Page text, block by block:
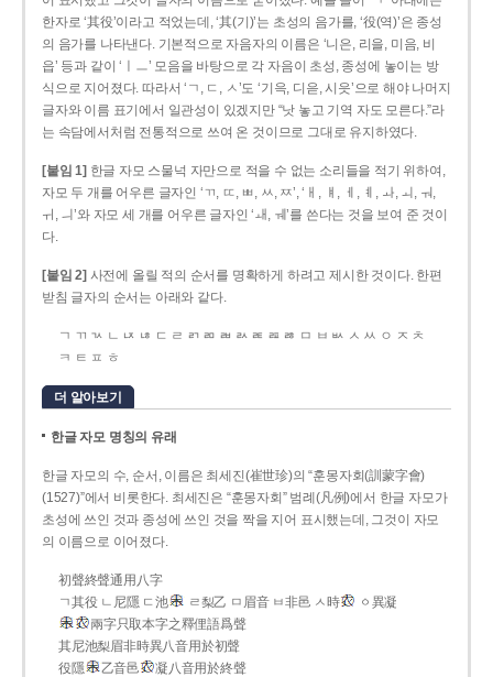
한자로 ‘其役’이라고 적었는데, ‘其(기)’는 초성의 음가를, ‘役(역)’은 종성
의 음가를 나타낸다. 기본적으로 자음자의 이름은 ‘니은, 리을, 미음, 비
읍’ 등과 같이 ‘ㅣㅡ’ 모음을 바탕으로 각 자음이 초성, 종성에 놓이는 방
식으로 지어졌다. 따라서 ‘ㄱ, ㄷ, ㅅ’도 ‘기윽, 디읃, 시읏’으로 해야 나머지
글자와 이름 표기에서 일관성이 있겠지만 “낫 놓고 기역 자도 모른다.”라
는 속담에서처럼 전통적으로 쓰여 온 것이므로 그대로 유지하였다.
[붙임 1] 한글 자모 스물넉 자만으로 적을 수 없는 소리들을 적기 위하여,
자모 두 개를 어우른 글자인 ‘ㄲ, ㄸ, ㅃ, ㅆ, ㅉ’, ‘ㅐ, ㅒ, ㅔ, ㅖ, ㅘ, ㅚ, ㅝ,
ㅟ, ㅢ’와 자모 세 개를 어우른 글자인 ‘ㅙ, ㅞ’를 쓴다는 것을 보여 준 것이
다.
[붙임 2] 사전에 올릴 적의 순서를 명확하게 하려고 제시한 것이다. 한편
받침 글자의 순서는 아래와 같다.
ㄱ ㄲ ㄳ ㄴ ㄵ ㄶ ㄷ ㄹ ㄺ ㄻ ㄼ ㄽ ㄾ ㄿ ㅀ ㅁ ㅂ ㅄ ㅅ ㅆ ㅇ ㅈ ㅊ
ㅋ ㅌ ㅍ ㅎ
더 알아보기
한글 자모 명칭의 유래
한글 자모의 수, 순서, 이름은 최세진(崔世珍)의 “훈몽자회(訓蒙字會)
(1527)”에서 비롯한다. 최세진은 “훈몽자회” 범례(凡例)에서 한글 자모가
초성에 쓰인 것과 종성에 쓰인 것을 짝을 지어 표시했는데, 그것이 자모
의 이름으로 이어졌다.
初聲終聲通用八字
ㄱ其役 ㄴ尼隱 ㄷ池
ㄹ梨乙 ㅁ眉音 ㅂ非邑 ㅅ時
ㆁ異凝
兩字只取本字之釋俚語爲聲
其尼池梨眉非時異八音用於初聲
役隱
乙音邑 凝八音用於終聲